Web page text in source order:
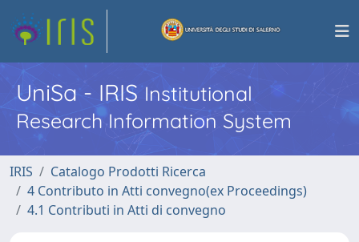
UniSa - IRISInstitutional
Research Information System
IRIS
Catalogo Prodotti Ricerca
4 Contributo in Atti convegno(ex Proceedings)
4.1 Contributi in Atti di convegno